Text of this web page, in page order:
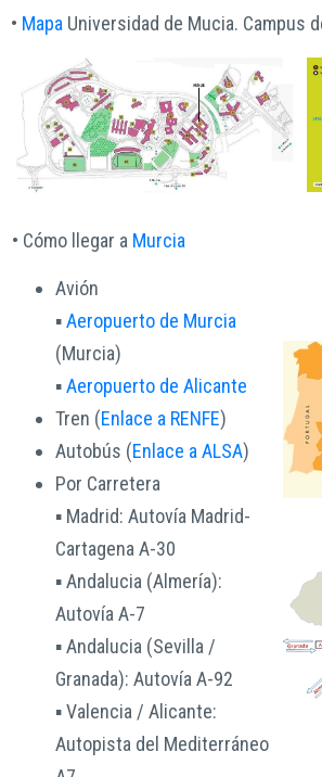
• Mapa Universidad de Mucia. Campus
• Cómo llegar a Murcia
Avión
▪Aeropuerto de Murcia
(Murcia)
▪Aeropuerto de Alicante
Tren (Enlace a RENFE)
Autobús (Enlace a ALSA)
Por Carretera
▪ Madrid: Autovía Madrid-
Cartagena A-30
▪ Andalucia (Almería):
Autovía A-7
▪ Andalucia (Sevilla /
Granada): Autovía A-92
▪ Valencia / Alicante:
Autopista del Mediterráneo